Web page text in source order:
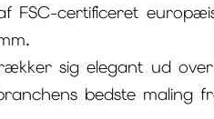
FSC-certificeret
sig elegant ud
bedste maling